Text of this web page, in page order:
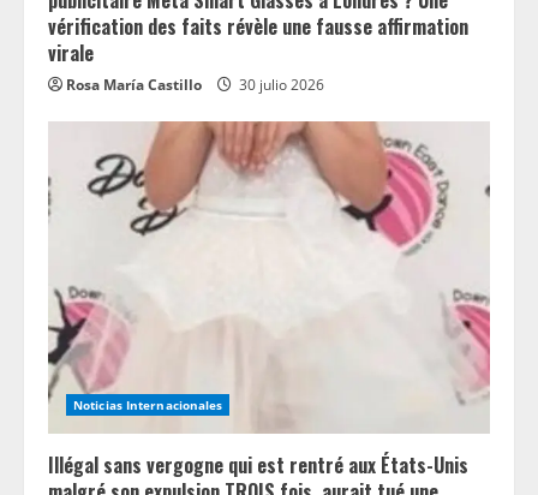
vérification des faits révèle une fausse affirmation
virale
Rosa María Castillo 30 julio 2026
Noticias Internacionales
Illégal sans vergogne qui est rentré aux États-Unis